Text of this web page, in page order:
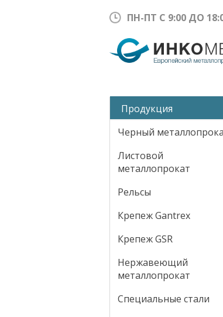
ПН-ПТ С 9:00 ДО
Продукция
Черный
Листовой
металлопрокат
Рельсы
Крепеж Gantrex
Крепеж GSR
Нержавеющий
металлопрокат
Специальные стали